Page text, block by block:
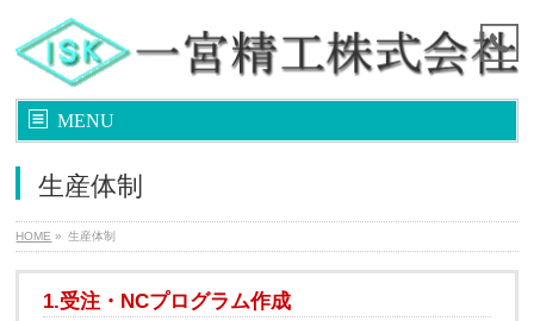
MENU
生産体制
HOME » 生産体制
1.受注・NCプログラム作成